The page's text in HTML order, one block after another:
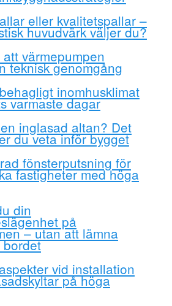
eller kvalitetspallar –
huvudvärk väljer du?
värmepumpen
teknisk genomgång
inomhusklimat
varmaste dagar
inglasad altan? Det
du veta inför bygget
fönsterputsning för
fastigheter med höga
din
på
– utan att lämna
vid installation
på höga